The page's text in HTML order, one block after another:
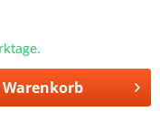
Warenkorb